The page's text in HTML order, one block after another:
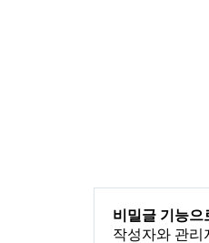
비밀글 기능으
작성자와 관리